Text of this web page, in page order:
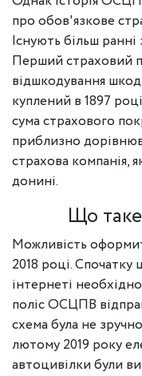
про обов'язкове
Існують більш
Перший страховий
відшкодування
куплений в 1897
сума страхового
приблизно
страхова компанія,
донині.
Що
Можливість
2018 році.
інтернеті
поліс ОСЦПВ
схема була не
лютому 2019 року
автоцивілки були